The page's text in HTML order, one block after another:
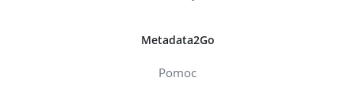
Metadata2Go
Pomoc